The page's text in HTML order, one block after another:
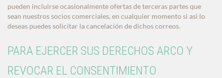
pueden incluirse ocasionalmente ofertas de terceras partes que
sean nuestros socios comerciales, en cualquier momento si asi lo
deseas puedes solicitar la cancelación de dichos correos.
PARA EJERCER SUS DERECHOS ARCO Y
REVOCAR EL CONSENTIMIENTO